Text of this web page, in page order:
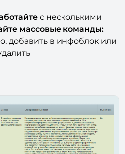
с несколькими
массовые команды:
добавить в инфоблок или